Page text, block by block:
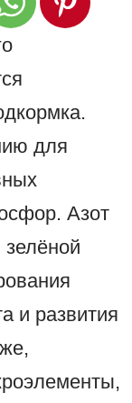
для
Азот
и развития